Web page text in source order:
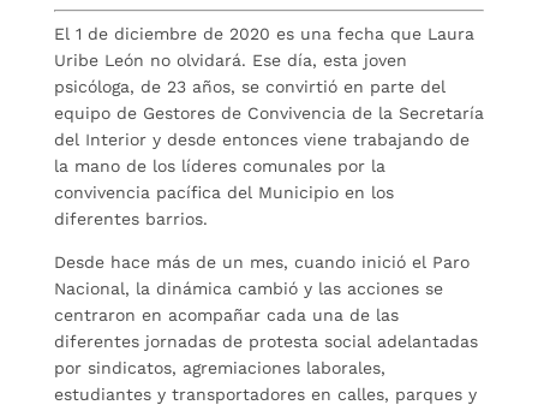
El 1 de diciembre de 2020 es una fecha que Laura
Uribe León no olvidará. Ese día, esta joven
psicóloga, de 23 años, se convirtió en parte del
equipo de Gestores de Convivencia de la Secretaría
del Interior y desde entonces viene trabajando de
la mano de los líderes comunales por la
convivencia pacífica del Municipio en los
diferentes barrios.
Desde hace más de un mes, cuando inició el Paro
Nacional, la dinámica cambió y las acciones se
centraron en acompañar cada una de las
diferentes jornadas de protesta social adelantadas
por sindicatos, agremiaciones laborales,
estudiantes y transportadores en calles, parques y